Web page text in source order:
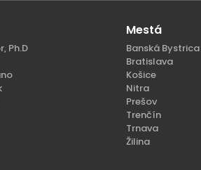
Ph.D
Mestá
Banská Bystrica
Bratislava
Košice
Nitra
Prešov
Trenčín
Trnava
Žilina